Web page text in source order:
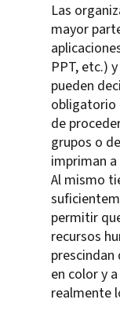
Las
mayor
PPT, etc.)
pueden
obligatorio
de
grupos o
impriman
Al mismo
permitir
recursos
en color y
realmente